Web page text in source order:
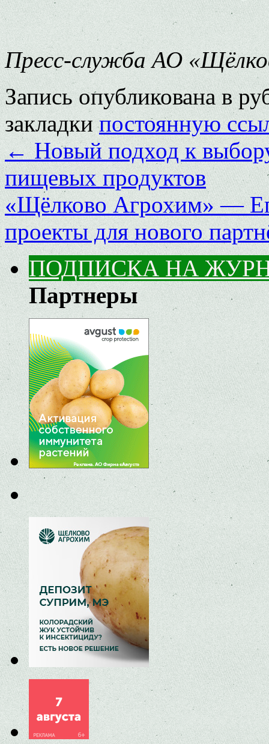
Пресс-служба АО
Запись опубликована в
закладкипостоянную
←Новый подход к
пищевых продуктов
«Щёлково Агрохим» —
проекты для нового
ПОДПИСКА НА
Партнеры